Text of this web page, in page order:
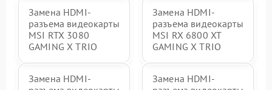
Замена HDMI-
разъема видеокарты
MSI RTX 3080
GAMING X TRIO
Замена HDMI-
разъема видеокарты
MSI RX 6800 XT
GAMING X TRIO
Замена HDMI-
Замена HDMI-